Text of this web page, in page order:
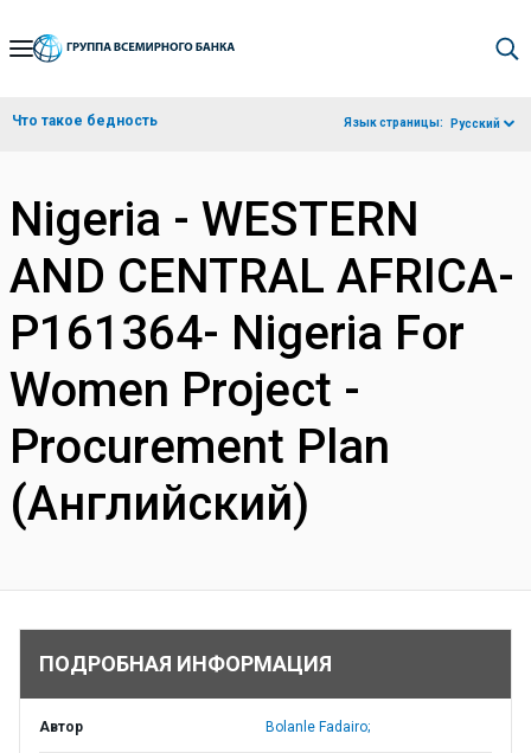
Skip
Navigation
Что такое бедность Язык страницы: Русский
Nigeria - WESTERN
AND CENTRAL AFRICA-
P161364- Nigeria For
Women Project -
Procurement Plan
(Английский)
ПОДРОБНАЯ ИНФОРМАЦИЯ
Автор Bolanle Fadairo;